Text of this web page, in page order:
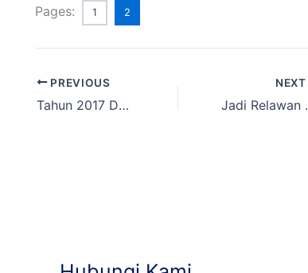
Pages: 1 2
PREVIOUS
Tahun 2017 Dalam Catatan, Waktunya Naik Kelas
NEXT
Jadi